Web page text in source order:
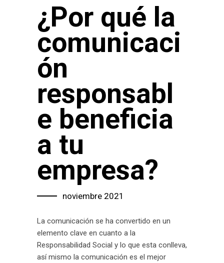
¿Por qué la
comunicaci
ón
responsabl
e beneficia
a tu
empresa?
noviembre 2021
La comunicación se ha convertido en un
elemento clave en cuanto a la
Responsabilidad Social y lo que esta conlleva,
así mismo la comunicación es el mejor